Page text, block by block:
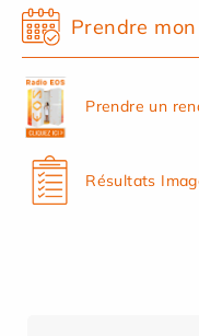
Prendre
Prendre un
Résultats